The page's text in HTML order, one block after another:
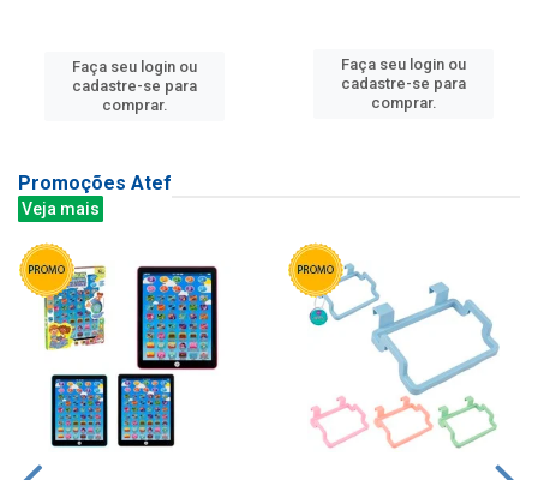
Faça seu login ou
cadastre-se para
comprar.
Faça seu login ou
cadastre-se para
comprar.
Promoções Atef
Veja mais